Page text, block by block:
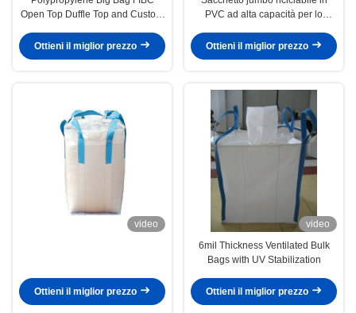
Open Top Duffle Top and Custom
Ottieni il miglior prezzo
PVC ad alta capacità per lo
Ottieni il miglior prezzo
video
Ottieni il miglior prezzo
video
6mil Thickness Ventilated Bulk
Bags with UV Stabilization
Ottieni il miglior prezzo